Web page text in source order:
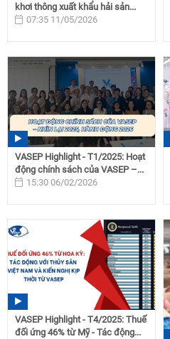
khơi thông xuất khẩu hải sản...
07:35 11/05/2026
VASEP Highlight - T1/2025: Hoạt
động chính sách của VASEP –...
15:30 06/02/2026
VASEP Highlight - T4/2025: Thuế
đối ứng 46% từ Mỹ - Tác động...